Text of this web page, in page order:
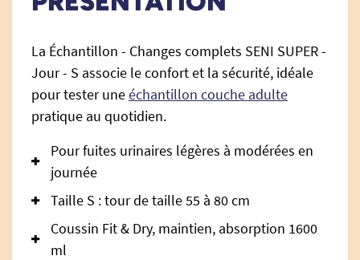
La Échantillon - Changes complets SENI SUPER -
Jour - S associe le confort et la sécurité, idéale
pour tester uneéchantillon couche adulte
pratique au quotidien.
Pour fuites urinaires légères à modérées en
journée
Taille S : tour de taille 55 à 80 cm
Coussin Fit & Dry, maintien, absorption 1600
ml